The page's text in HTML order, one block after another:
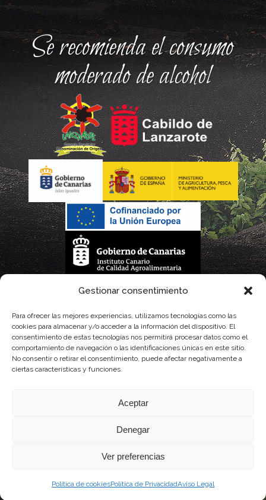
Gestionar consentimiento
Para ofrecer las mejores experiencias, utilizamos tecnologías como las
cookies para almacenar y/o acceder a la información del dispositivo. El
consentimiento de estas tecnologías nos permitirá procesar datos como el
comportamiento de navegación o las identificaciones únicas en este sitio.
No consentir o retirar el consentimiento, puede afectar negativamente a
ciertas características y funciones.
Aceptar
Denegar
Ver preferencias
Política de cookiesPolítica de PrivacidadAviso Legal
Se recomienda el consumo
moderado de alcohol
La gestión de la DOP Lanzarote realizada por este Consejo Regulador es financiada,
con fondos provenientes del presupuesto de gastos del Instituto Canario de
Calidad Agroalimentaria